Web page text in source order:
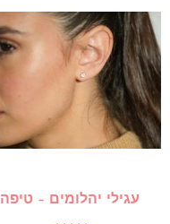
עגילי יהלומים – טיפה